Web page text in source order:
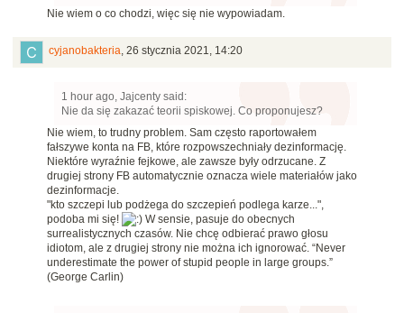
Nie wiem o co chodzi, więc się nie wypowiadam.
cyjanobakteria, 26 stycznia 2021, 14:20
1 hour ago, Jajcenty said:
Nie da się zakazać teorii spiskowej. Co proponujesz?
Nie wiem, to trudny problem. Sam często raportowałem
fałszywe konta na FB, które rozpowszechniały dezinformację.
Niektóre wyraźnie fejkowe, ale zawsze były odrzucane. Z
drugiej strony FB automatycznie oznacza wiele materiałów jako
dezinformacje.
"kto szczepi lub podżega do szczepień podlega karze...",
podoba mi się!
W sensie, pasuje do obecnych
surrealistycznych czasów. Nie chcę odbierać prawo głosu
idiotom, ale z drugiej strony nie można ich ignorować. “Never
underestimate the power of stupid people in large groups.”
(George Carlin)